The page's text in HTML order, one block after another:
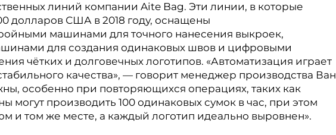
линий компании Aite Bag. Эти линии, в которые
долларов США в 2018 году, оснащены
машинами для точного нанесения выкроек,
для создания одинаковых швов и цифровыми
чётких и долговечных логотипов. «Автоматизация играет
качества», — говорит менеджер производства Ван
особенно при повторяющихся операциях, таких как
производить 100 одинаковых сумок в час, при этом
и том же месте, а каждый логотип идеально выровнен».